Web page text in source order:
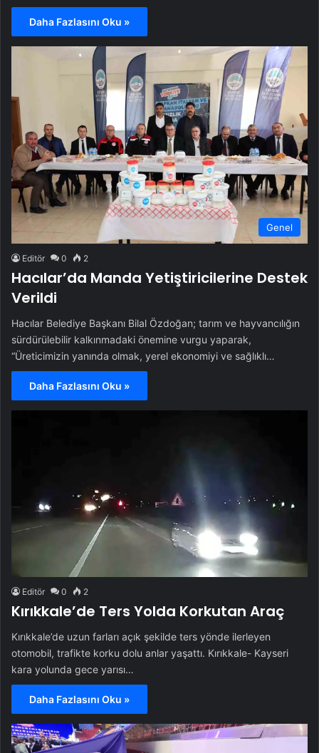
Daha Fazlasını Oku »
Genel
Editör 0 2
Hacılar’da Manda Yetiştiricilerine Destek
Verildi
Hacılar Belediye Başkanı Bilal Özdoğan; tarım ve hayvancılığın
sürdürülebilir kalkınmadaki önemine vurgu yaparak,
“Üreticimizin yanında olmak, yerel ekonomiyi ve sağlıklı…
Daha Fazlasını Oku »
Editör 0 2
Kırıkkale’de Ters Yolda Korkutan Araç
Kırıkkale’de uzun farları açık şekilde ters yönde ilerleyen
otomobil, trafikte korku dolu anlar yaşattı. Kırıkkale- Kayseri
kara yolunda gece yarısı…
Daha Fazlasını Oku »